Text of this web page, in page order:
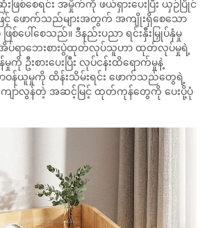
ြစ်စေရင်း အမှိုက်ကို ဖယ်ရှားပေးပြီး ယှဉ်ပြိုင်
ဖြင့် ဖောက်သည်များအတွက် အကျိုးရှိစေသော
စ်ပေါ်စေသည်။ ဒီနည်းပညာ ရင်းနှီးမြှုပ်နှံမှု
ပ်ရာဘေးစားပွဲထုတ်လုပ်သူဟာ ထုတ်လုပ်မှုရဲ့
ကို ဦးစားပေးပြီး လုပ်ငန်းထိရောက်မှုနဲ့
ဝန်ယူမှုကို ထိန်းသိမ်းရင်း ဖောက်သည်တွေရဲ့
ျော်လွန်တဲ့ အဆင့်မြင့် ထုတ်ကုန်တွေကို ပေးပို့ပုံ